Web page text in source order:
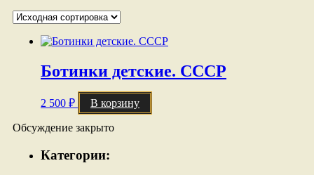
Ботинки детские. СССР
2 500 ₽ В корзину
Обсуждение закрыто
Категории: